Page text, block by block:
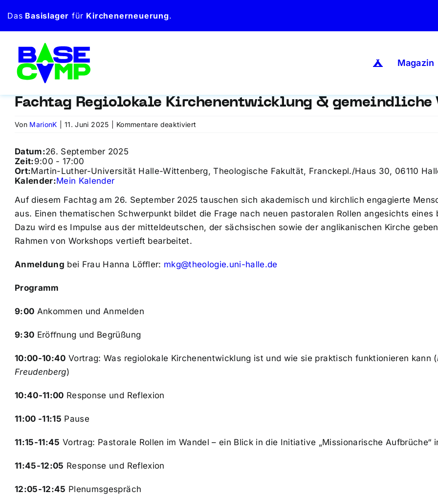
Inhalt
springen
Das Basislager für Kirchen­erneuerung.
Magazin
Fachtag Regiolokale Kirchenentwicklung &
Von MarionK 11. Juni 2025 Kommentare deaktiviert
&
Datum:26. September 2025
Zeit:9:00 -17:00
Ort:Martin-Luther-Universität Halle-Wittenberg, Theologische Fakultät, Franckepl./Haus 30, 06110
Kalender:Mein Kalender
Auf diesem Fachtag am 26. September 2025 tauschen sich akademisch und kirchlich engagierte
aus. Einen thematischen Schwerpunkt bildet die Frage nach neuen pastoralen Rollen angesichts
Dazu wird es Impulse aus der mitteldeutschen, der sächsischen sowie der anglikanischen Kirche
Rahmen von Workshops vertieft bearbeitet.
Anmeldung bei Frau Hanna Löﬄer: mkg@theologie.uni-halle.de
Programm
9:00 Ankommen und Anmelden
9:30 Eröﬀnung und Begrüßung
10:00-10:40 Vortrag: Was regiolokale Kirchenentwicklung ist und wie sie praktisch funktionieren kann (
Freudenberg)
10:40-11:00 Response und Reflexion
11:00 -11:15 Pause
11:15-11:45 Vortrag: Pastorale Rollen im Wandel – ein Blick in die Initiative „Missionarische Aufbrüche“
11:45-12:05 Response und Reflexion
12:05-12:45 Plenumsgespräch